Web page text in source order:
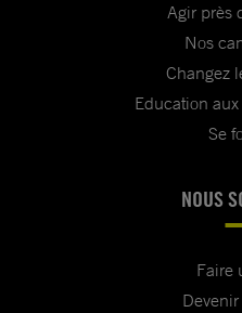
Agir près
Nos
Changez
Education
Se
NOUS
Faire